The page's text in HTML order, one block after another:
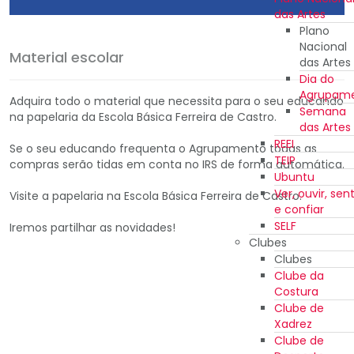
das Artes
Plano
Nacional
das Artes
Dia do
Semana
das Artes
REEI
TEIP
Ubuntu
Ver, ouvir,
e confiar
SELF
Clubes
Clubes
Clube da
Costura
Clube de
Xadrez
Clube de
Material escolar
Adquira todo o material que necessita para o seu educando
na papelaria da Escola Básica Ferreira de Castro.
Se o seu educando frequenta o Agrupamento todas as
compras serão tidas em conta no IRS de forma automática.
Visite a papelaria na Escola Básica Ferreira de Castro.
Iremos partilhar as novidades!